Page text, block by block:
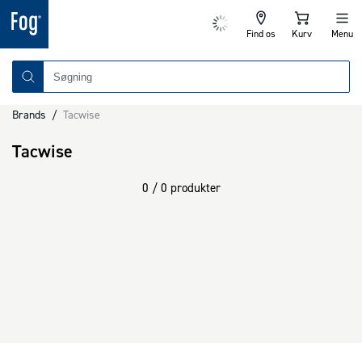
Find os Kurv Menu
Brands / Tacwise
Tacwise
0 / 0 produkter